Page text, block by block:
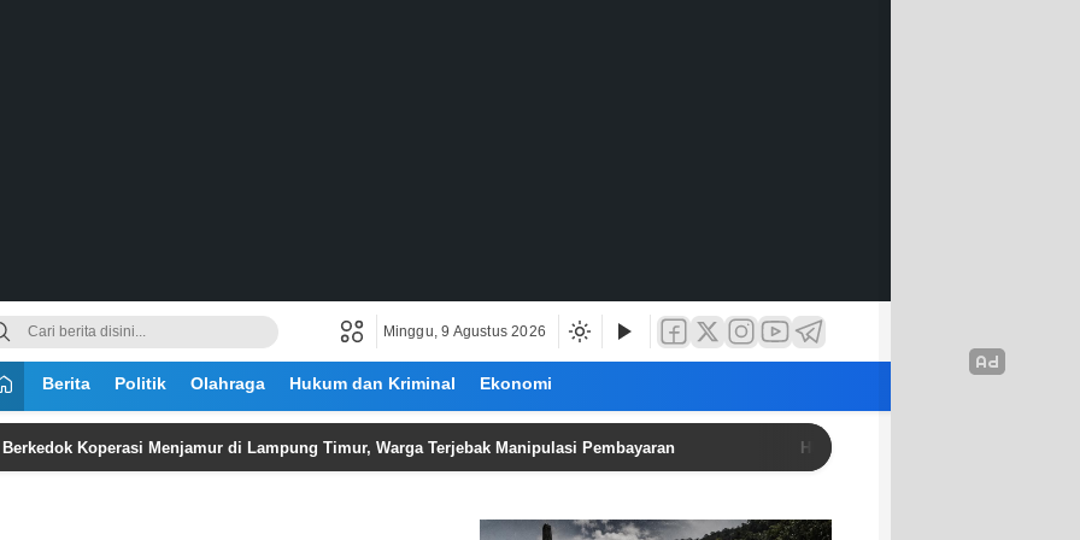
Minggu, 9 Agustus 2026
Berita Politik Olahraga Hukum dan Kriminal Ekonomi
Koperasi Menjamur di Lampung Timur, Warga Terjebak Manipulasi Pembayaran HUT IWO ke-14: Dari Layar Berita hingga